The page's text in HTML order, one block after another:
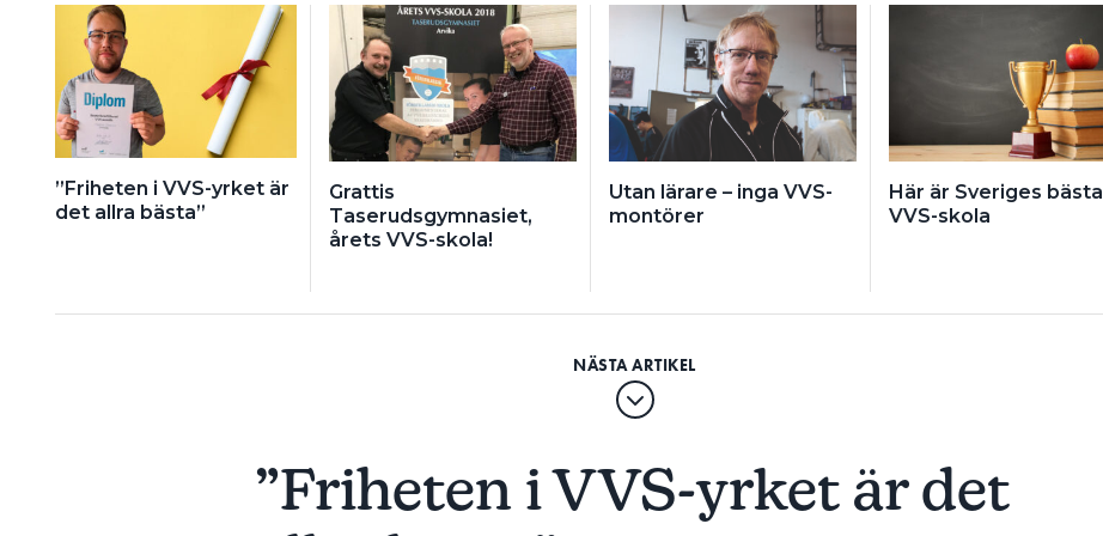
”Friheten i VVS-yrket är
det allra bästa”
Grattis
Taserudsgymnasiet,
årets VVS-skola!
Utan lärare – inga VVS-
montörer
Här är Sveriges bästa
VVS-skola
”Friheten i VVS-yrket är det